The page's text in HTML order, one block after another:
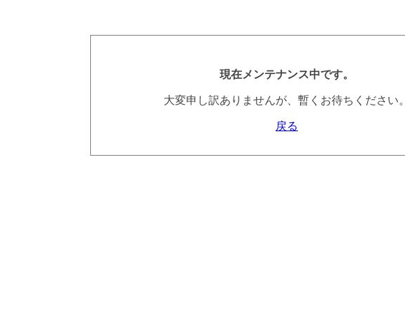
現在メンテナンス中です。
大変申し訳ありませんが、暫くお待ちください。
戻る